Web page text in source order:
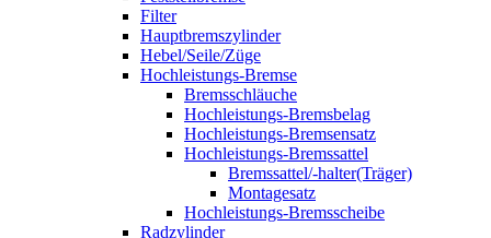
Filter
Hauptbremszylinder
Hebel/Seile/Züge
Hochleistungs-Bremse
Bremsschläuche
Hochleistungs-Bremsbelag
Hochleistungs-Bremsensatz
Hochleistungs-Bremssattel
Bremssattel/-halter(Träger)
Montagesatz
Hochleistungs-Bremsscheibe
Radzylinder